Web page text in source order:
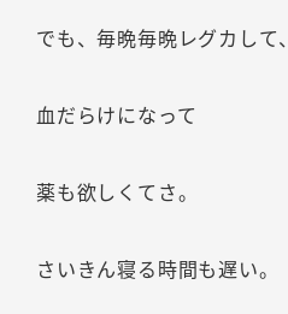
でも、毎晩毎晩レグカして、
血だらけになって
薬も欲しくてさ。
さいきん寝る時間も遅い。